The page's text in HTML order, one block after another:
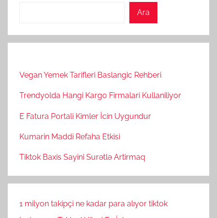
Ara
Vegan Yemek Tarifleri Baslangic Rehberi
Trendyolda Hangi Kargo Firmalari Kullaniliyor
E Fatura Portali Kimler İcin Uygundur
Kumarin Maddi Refaha Etkisi
Tiktok Baxis Sayini Surətlə Artirmaq
1 milyon takipçi ne kadar para alıyor tiktok